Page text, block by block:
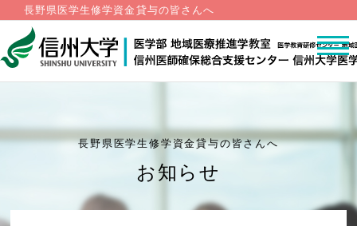
長野県医学生修学資金貸与の皆さんへ
長野県医学生修学資金貸与の皆さんへ
お知らせ